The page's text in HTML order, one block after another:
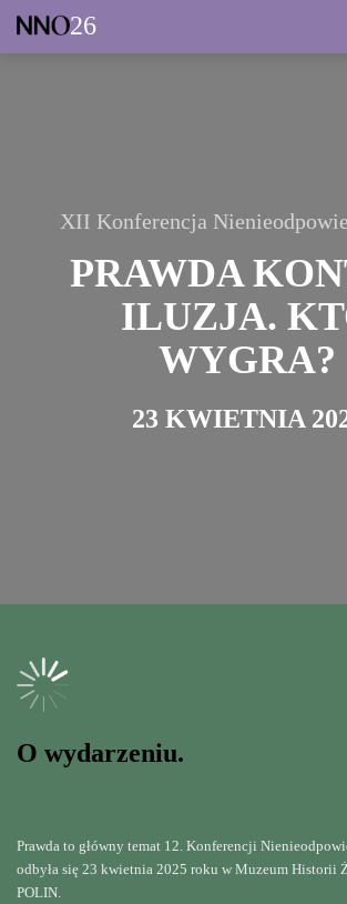
26
XII Konferencja
PRAWDA
ILUZJA.
WYGRA?
23 KWIETNIA
O wydarzeniu.
Prawda to główny temat 12. Konferencji
odbyła się 23 kwietnia 2025 roku w Muzeum Historii
POLIN.